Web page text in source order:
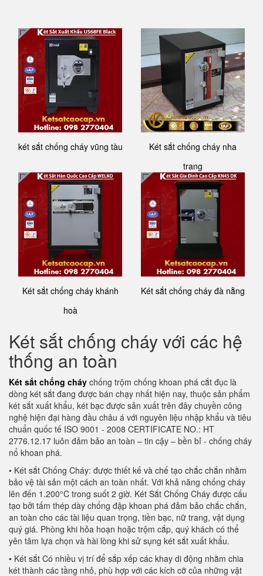
két sắt chống cháy vũng tàu
Két sắt chống cháy nha
trang
Két sắt chống cháy khánh
hoà
Két sắt chống cháy đà nẵng
Két sắt chống cháy với các hệ
thống an toàn
Két sắt chống cháy chống trộm chống khoan phá cắt đục là
dòng két sắt đang được bán chạy nhất hiện nay, thuộc sản phẩm
két sắt xuất khẩu, két bạc được sản xuất trên đây chuyền công
nghệ hiện đại hàng đầu châu á với nguyên liệu nhập khẩu và tiêu
chuẩn quốc tế ISO 9001 - 2008 CERTIFICATE NO.: HT
2776.12.17 luôn đảm bảo an toàn – tin cậy – bền bỉ - chống cháy
nổ khoan phá.
• Két sắt Chống Cháy: được thiết kế và chế tạo chắc chắn nhằm
bảo vệ tài sản một cách an toàn nhất. Với khả năng chống cháy
lên đến 1.200°C trong suốt 2 giờ. Két Sắt Chống Cháy được cấu
tạo bởi tấm thép dày chống đập khoan phá đảm bảo chắc chắn,
an toàn cho các tài liệu quan trọng, tiền bạc, nữ trang, vật dụng
quý giá. Phòng khi hỏa hoạn hoặc trộm cắp, quý khách có thể
yên tâm lựa chọn và hài lòng khi sử sụng két sắt xuất khẩu.
• Két sắt Có nhiều vị trí để sắp xếp các khay di động nhằm chia
két thành các tầng nhỏ, phù hợp với các kích cỡ của những vật